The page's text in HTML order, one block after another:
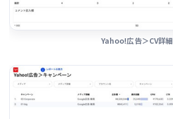
Yahoo!広告＞CV詳細